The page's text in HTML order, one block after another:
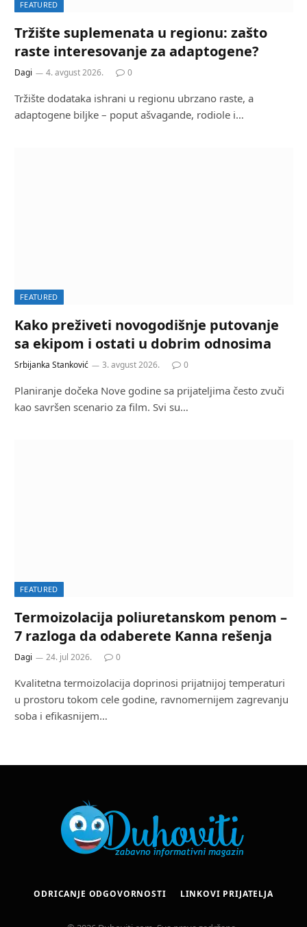
FEATURED
Tržište suplemenata u regionu: zašto
raste interesovanje za adaptogene?
Dagi 4. avgust 2026. 0
Tržište dodataka ishrani u regionu ubrzano raste, a
adaptogene biljke – poput ašvagande, rodiole i…
FEATURED
Kako preživeti novogodišnje putovanje
sa ekipom i ostati u dobrim odnosima
Srbijanka Stanković 3. avgust 2026. 0
Planiranje dočeka Nove godine sa prijateljima često zvuči
kao savršen scenario za film. Svi su…
FEATURED
Termoizolacija poliuretanskom penom –
7 razloga da odaberete Kanna rešenja
Dagi 24. jul 2026. 0
Kvalitetna termoizolacija doprinosi prijatnijoj temperaturi
u prostoru tokom cele godine, ravnomernijem zagrevanju
soba i efikasnijem…
ODRICANJE ODGOVORNOSTI LINKOVI PRIJATELJA